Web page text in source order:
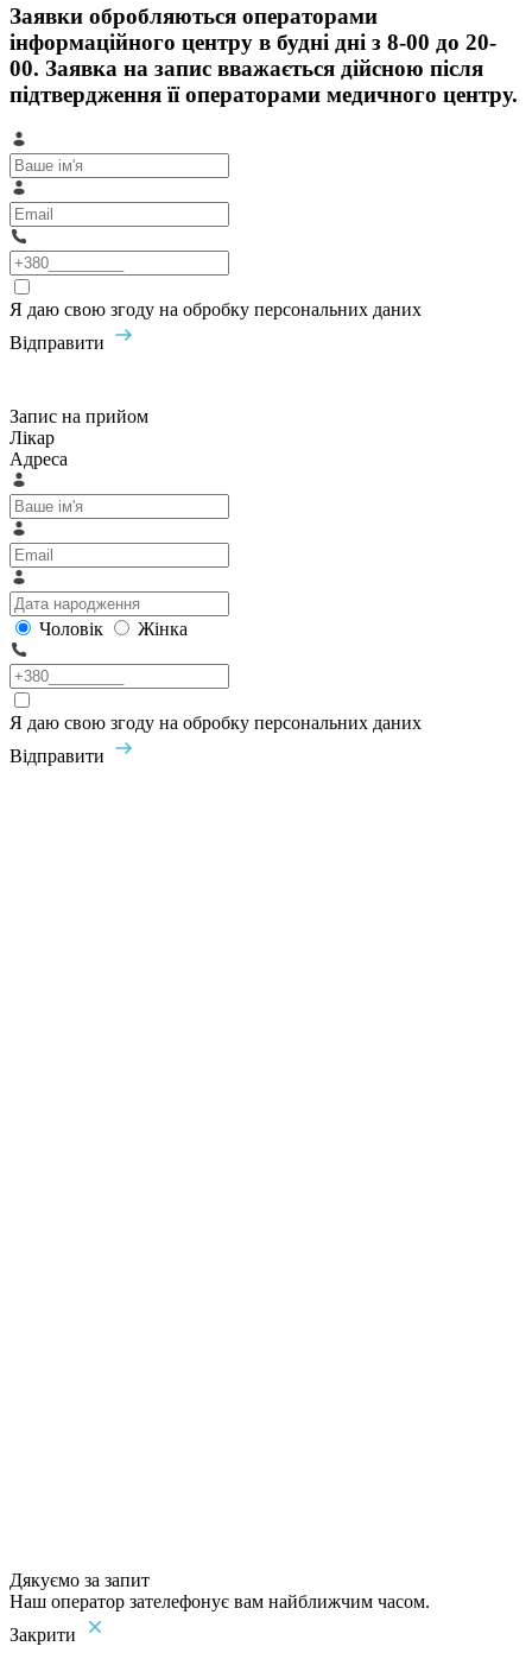
Заявки обробляються операторами
інформаційного центру в будні дні з 8-00 до 20-
00. Заявка на запис вважається дійсною після
підтвердження її операторами медичного центру.
Я даю свою згоду на обробку персональних даних
Відправити
Запис на прийом
Лікар
Адреса
Чоловік Жінка
Я даю свою згоду на обробку персональних даних
Відправити
Дякуємо за запит
Наш оператор зателефонує вам найближчим часом.
Закрити